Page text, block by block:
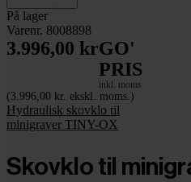
På lager
Varenr. 8008898
3.996,00 krGO'
PRIS
inkl. moms
(3.996,00 kr. ekskl. moms.)
Hydraulisk skovklo til
minigraver TINY-OX
Skovklo til